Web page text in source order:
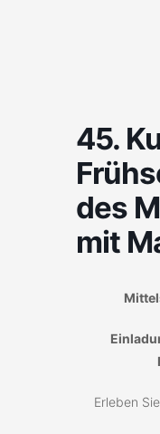
45.
des
mit
Erleben